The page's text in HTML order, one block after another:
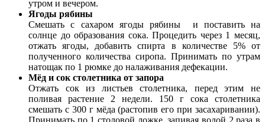
утром и вечером.
Ягоды рябины
Смешать с сахаром ягоды рябины и поставить на
солнце до образования сока. Процедить через 1 месяц,
отжать ягоды, добавить спирта в количестве 5% от
полученного количества сиропа. Принимать по утрам
натощак по 1 рюмке до налаживания дефекации.
Мёд и сок столетника от запора
Отжать сок из листьев столетника, перед этим не
поливая растение 2 недели. 150 г сока столетника
смешать с 300 г мёда (растопив его при засахаривании).